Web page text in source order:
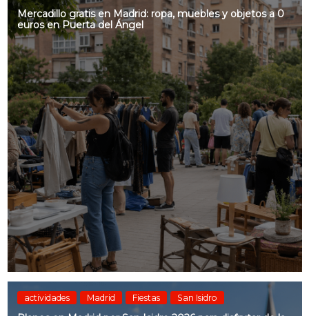
Mercadillo gratis en Madrid: ropa, muebles y objetos a 0
euros en Puerta del Ángel
actividades Madrid Fiestas San Isidro